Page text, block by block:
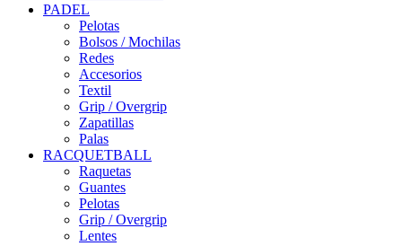
PADEL
Pelotas
Bolsos / Mochilas
Redes
Accesorios
Textil
Grip / Overgrip
Zapatillas
Palas
RACQUETBALL
Raquetas
Guantes
Pelotas
Grip / Overgrip
Lentes